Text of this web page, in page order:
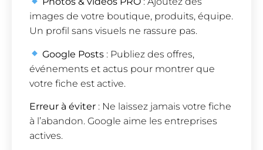
images de votre boutique, produits, équipe.
Un profil sans visuels ne rassure pas.
Google Posts : Publiez des offres,
événements et actus pour montrer que
votre fiche est active.
Erreur à éviter : Ne laissez jamais votre fiche
à l’abandon. Google aime les entreprises
actives.